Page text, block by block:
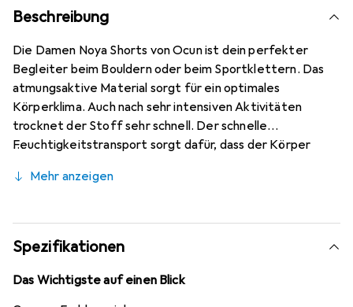
Beschreibung
Die Damen Noya Shorts von Ocun ist dein perfekter
Begleiter beim Bouldern oder beim Sportklettern. Das
atmungsaktive Material sorgt für ein optimales
Körperklima. Auch nach sehr intensiven Aktivitäten
trocknet der Stoff sehr schnell. Der schnelle
Feuchtigkeitstransport sorgt dafür, dass der Körper
Bewegung mit. Die Shorts hat einen breiten Bund.
Mehr anzeigen
Spezifikationen
Das Wichtigste auf einen Blick